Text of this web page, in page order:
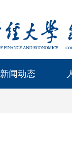
新闻动态